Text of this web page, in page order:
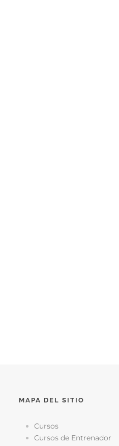
MAPA DEL SITIO
Cursos
Cursos de Entrenador